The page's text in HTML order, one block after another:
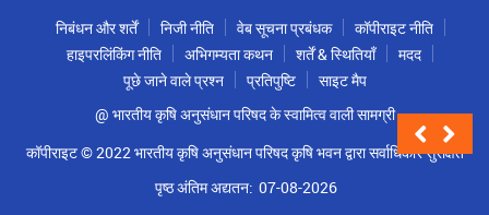
निबंधन और शर्तें निजी नीति वेब सूचना प्रबंधक
कॉपीराइट नीति
हाइपरलिंकिंग नीति
अभिगम्यता कथन शर्तें & स्थितियाँ
मदद
पूछे जाने वाले प्रश्न
प्रतिपुष्टि
साइट मैप
@ भारतीय कृषि अनुसंधान परिषद के स्वामित्व वाली सामग्री
कॉपीराइट © 2022 भारतीय कृषि अनुसंधान परिषद कृषि भवन द्वारा सर्वाधिकार सुरक्षित
पृष्ठ अंतिम अद्यतन: 07-08-2026